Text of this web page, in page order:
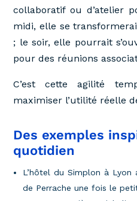
collaboratif ou d’atelier
midi, elle se
; le soir, elle pourrait
pour des réunions
C’est cette agilité
maximiser l’utilité réelle
Des exemples
quotidien
L’hôtel du Simplon à Lyon
de Perrache une fois le